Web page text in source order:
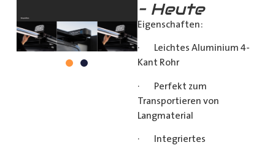
– Heute
Eigenschaften:
· Leichtes Aluminium 4-
Kant Rohr
· Perfekt zum
Transportieren von
Langmaterial
· Integriertes